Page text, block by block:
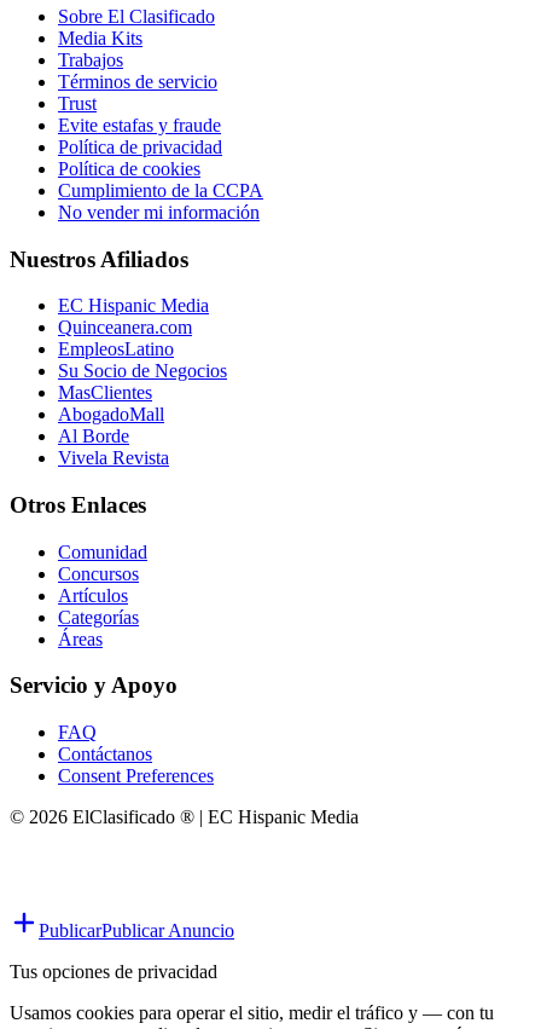
Sobre El Clasificado
Media Kits
Trabajos
Términos de servicio
Trust
Evite estafas y fraude
Política de privacidad
Política de cookies
Cumplimiento de la CCPA
No vender mi información
Nuestros Afiliados
EC Hispanic Media
Quinceanera.com
EmpleosLatino
Su Socio de Negocios
MasClientes
AbogadoMall
Al Borde
Vivela Revista
Otros Enlaces
Comunidad
Concursos
Artículos
Categorías
Áreas
Servicio y Apoyo
FAQ
Contáctanos
Consent Preferences
© 2026 ElClasificado ® | EC Hispanic Media
PublicarPublicar Anuncio
Tus opciones de privacidad
Usamos cookies para operar el sitio, medir el tráfico y — con tu